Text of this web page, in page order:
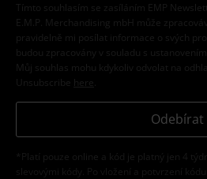
Tímto souhlasím se zasíláním EMP
E.M.P. Merchandising mbH může
pravidelně mi posílat informace o svých
budou zpracovány v souladu s
Můj souhlas mohu kdykoliv odvolat na
Unsubscribe here
Odebírat
*Platí pouze online a kód je platný jen 4